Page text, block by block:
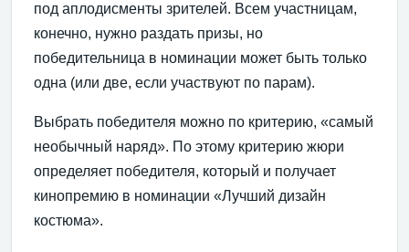
под аплодисменты зрителей. Всем участницам,
конечно, нужно раздать призы, но
победительница в номинации может быть только
одна (или две, если участвуют по парам).
Выбрать победителя можно по критерию, «самый
необычный наряд». По этому критерию жюри
определяет победителя, который и получает
кинопремию в номинации «Лучший дизайн
костюма».